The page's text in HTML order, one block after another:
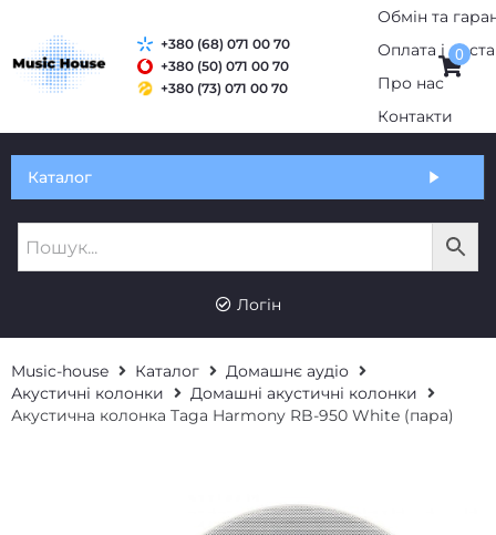
Обмін та
Оплата і
Про нас
Контакти
+380 (68) 071 00 70
+380 (50) 071 00 70
+380 (73) 071 00 70
0
Каталог
Логін
Music-house Каталог
Домашнє аудіо
Акустичні колонки
Домашні акустичні колонки
Акустична колонка Taga Harmony RB-950 White (пара)